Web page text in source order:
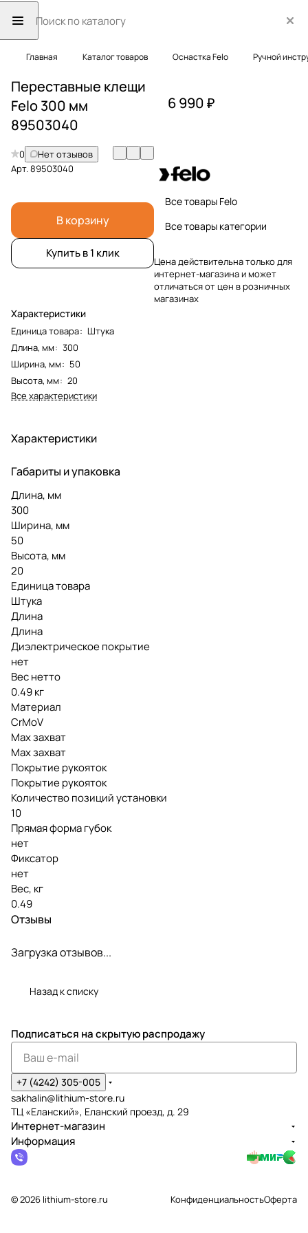
Главная Каталог товаров Оснастка Felo Ручной
Переставные клещи
Felo 300 мм
89503040
0
Нет отзывов
Арт.89503040
В корзину
Купить в 1 клик
Характеристики
Единица товара: Штука
Длина, мм: 300
Ширина, мм: 50
Высота, мм: 20
Все характеристики
6 990 ₽
Все товары Felo
Все товары категории
Цена действительна только для
интернет-магазина и может
отличаться от цен в розничных
магазинах
Характеристики
Габариты и упаковка
Длина, мм
300
Ширина, мм
50
Высота, мм
20
Единица товара
Штука
Длина
Длина
Диэлектрическое покрытие
нет
Вес нетто
0.49 кг
Материал
CrMoV
Мах захват
Мах захват
Покрытие рукояток
Покрытие рукояток
Количество позиций установки
10
Прямая форма губок
нет
Фиксатор
нет
Вес, кг
0.49
Отзывы
Загрузка отзывов...
Назад к списку
Подписаться на скрытую распродажу
+7 (4242) 305-005
sakhalin@lithium-store.ru
ТЦ «Еланский», Еланский проезд, д. 29
Интернет-магазин
Информация
© 2026 lithium-store.ru КонфиденциальностьОферта